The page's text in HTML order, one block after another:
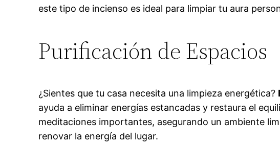
este tipo de incienso es ideal para limpiar tu aura
Purificación de Espacios
¿Sientes que tu casa necesita una limpieza energética?
ayuda a eliminar energías estancadas y restaura el
meditaciones importantes, asegurando un ambiente
renovar la energía del lugar.